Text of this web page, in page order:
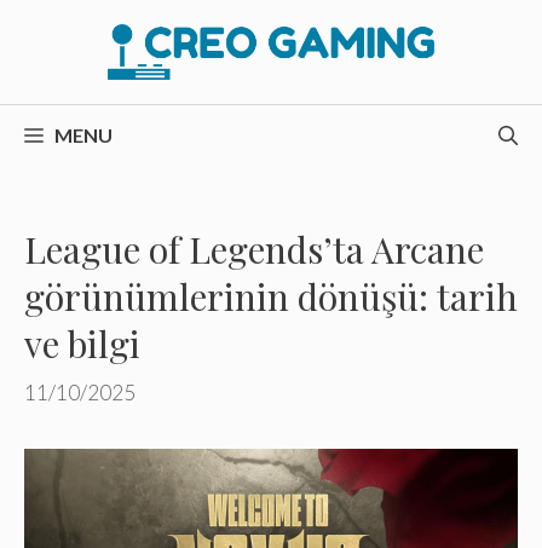
MENU
League of Legends’ta Arcane
görünümlerinin dönüşü: tarih
ve bilgi
11/10/2025